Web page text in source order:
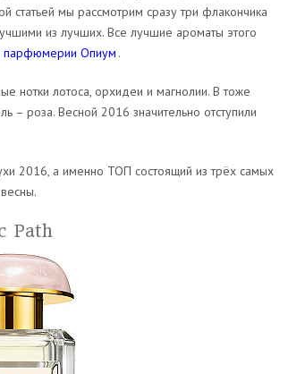
статьей мы рассмотрим сразу три флакончика
из лучших. Все лучшие ароматы этого
парфюмерии Опиум .
нотки лотоса, орхидеи и магнолии. В тоже
– роза. Весной 2016 значительно отступили
2016, а именно ТОП состоящий из трёх самых
Path